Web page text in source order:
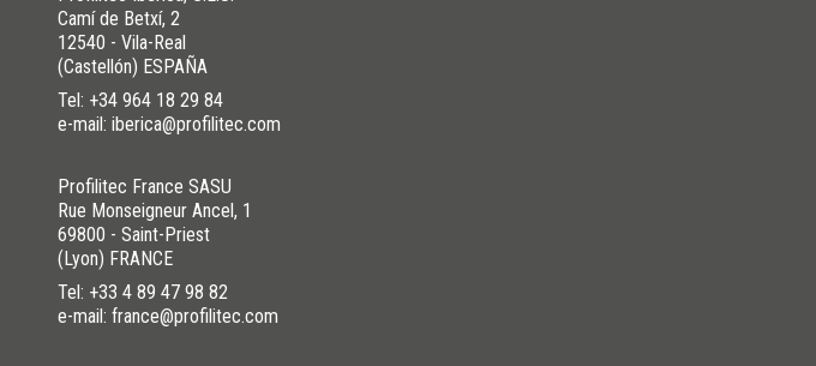
Camí de Betxí, 2
12540 - Vila-Real
(Castellón) ESPAÑA
Tel: +34 964 18 29 84
e-mail: iberica@profilitec.com
Profilitec France SASU
Rue Monseigneur Ancel, 1
69800 - Saint-Priest
(Lyon) FRANCE
Tel: +33 4 89 47 98 82
e-mail: france@profilitec.com